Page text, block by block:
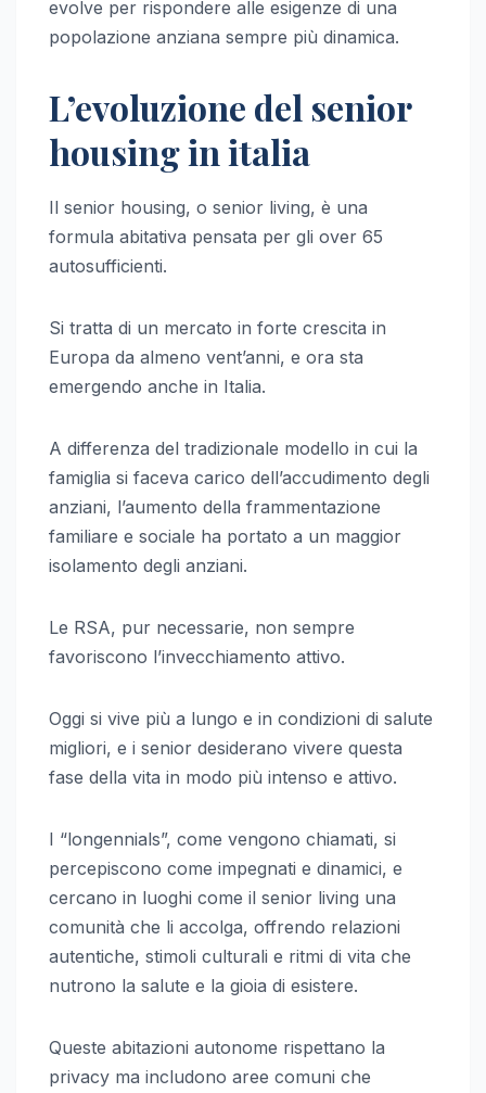
evolve per rispondere alle esigenze di una
popolazione anziana sempre più dinamica.
L’evoluzione del senior
housing in italia
Il senior housing, o senior living, è una
formula abitativa pensata per gli over 65
autosufficienti.
Si tratta di un mercato in forte crescita in
Europa da almeno vent’anni, e ora sta
emergendo anche in Italia.
A differenza del tradizionale modello in cui la
famiglia si faceva carico dell’accudimento degli
anziani, l’aumento della frammentazione
familiare e sociale ha portato a un maggior
isolamento degli anziani.
Le RSA, pur necessarie, non sempre
favoriscono l’invecchiamento attivo.
Oggi si vive più a lungo e in condizioni di salute
migliori, e i senior desiderano vivere questa
fase della vita in modo più intenso e attivo.
I “longennials”, come vengono chiamati, si
percepiscono come impegnati e dinamici, e
cercano in luoghi come il senior living una
comunità che li accolga, offrendo relazioni
autentiche, stimoli culturali e ritmi di vita che
nutrono la salute e la gioia di esistere.
Queste abitazioni autonome rispettano la
privacy ma includono aree comuni che